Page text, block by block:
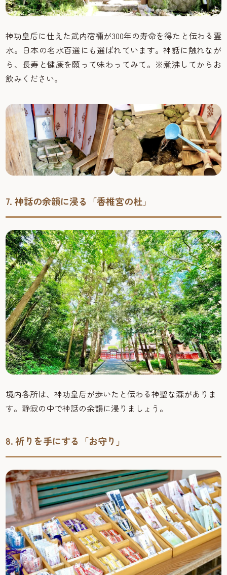
神功皇后に仕えた武内宿禰が300年の寿命を得たと伝わる霊
水。日本の名水百選にも選ばれています。神話に触れなが
ら、長寿と健康を願って味わってみて。※煮沸してからお
飲みください。
7. 神話の余韻に浸る「香椎宮の杜」
境内各所は、神功皇后が歩いたと伝わる神聖な森がありま
す。静寂の中で神話の余韻に浸りましょう。
8. 祈りを手にする「お守り」